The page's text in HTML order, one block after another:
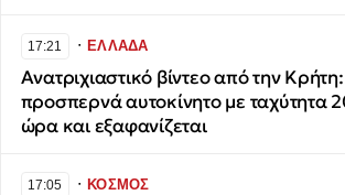
17:21 ∙ΕΛΛΑΔΑ
Ανατριχιαστικό βίντεο από την
προσπερνά αυτοκίνητο με ταχύτητα
ώρα και εξαφανίζεται
17:05 ∙ΚΟΣΜΟΣ